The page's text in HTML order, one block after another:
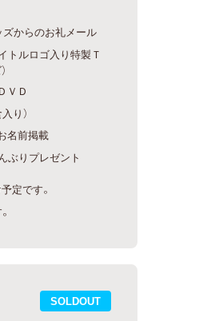
ズからのお礼メール
トルロゴ入り特製Ｔ
ＶＤ
り）
名前掲載
ぶりプレゼント
定です。
SOLDOUT